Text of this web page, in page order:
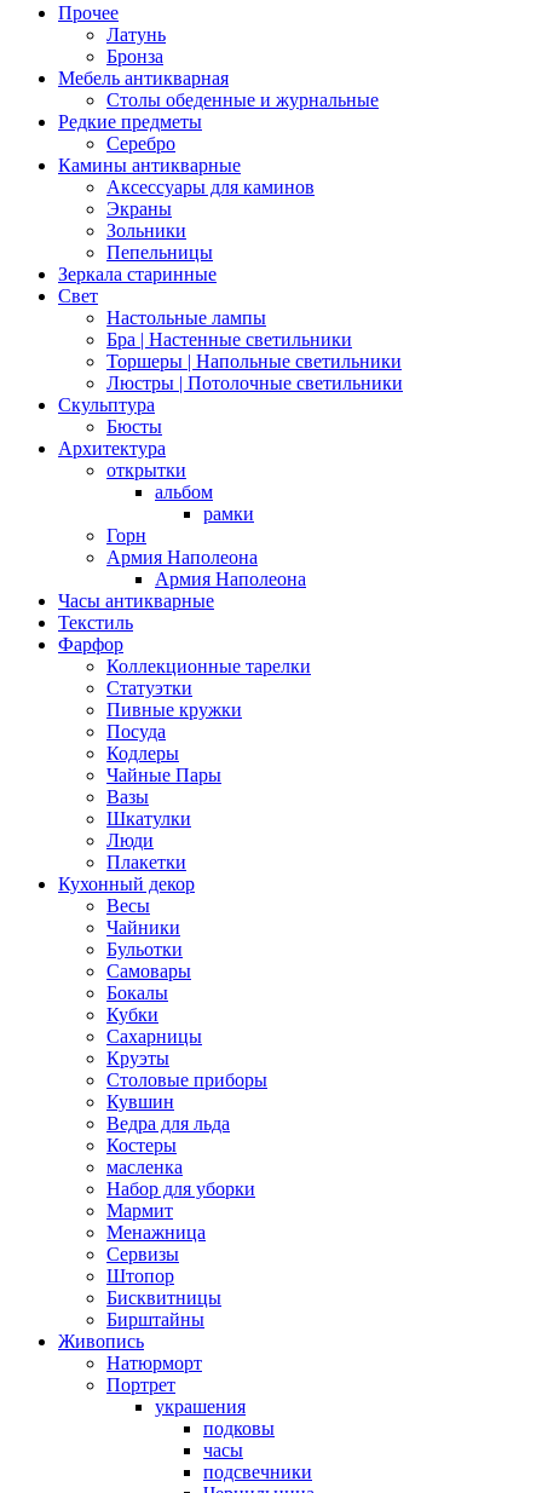
Прочее
Латунь
Бронза
Мебель антикварная
Столы обеденные и журнальные
Редкие предметы
Серебро
Камины антикварные
Аксессуары для каминов
Экраны
Зольники
Пепельницы
Зеркала старинные
Свет
Настольные лампы
Бра | Настенные светильники
Торшеры | Напольные светильники
Люстры | Потолочные светильники
Скульптура
Бюсты
Архитектура
открытки
альбом
рамки
Горн
Армия Наполеона
Армия Наполеона
Часы антикварные
Текстиль
Фарфор
Коллекционные тарелки
Статуэтки
Пивные кружки
Посуда
Кодлеры
Чайные Пары
Вазы
Шкатулки
Люди
Плакетки
Кухонный декор
Весы
Чайники
Бульотки
Самовары
Бокалы
Кубки
Сахарницы
Круэты
Столовые приборы
Кувшин
Ведра для льда
Костеры
масленка
Набор для уборки
Мармит
Менажница
Сервизы
Штопор
Бисквитницы
Бирштайны
Живопись
Натюрморт
Портрет
украшения
подковы
часы
подсвечники